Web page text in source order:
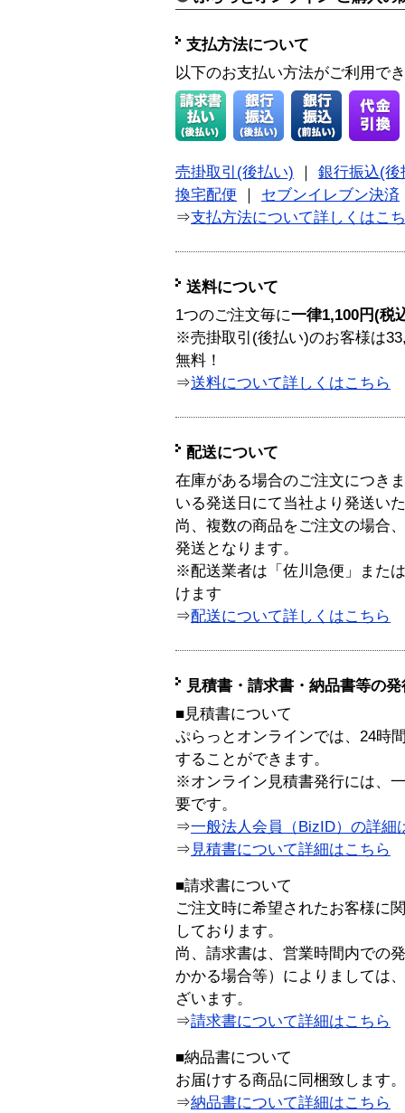
支払方法について
以下のお支払い方法がご利用で
売掛取引(後払い)
銀行振込(後
換宅配便
セブンイレブン決済
⇒支払方法について詳しくはこ
送料について
1つのご注文毎に一律1,100円(税
※売掛取引(後払い)のお客様は
無料！
⇒送料について詳しくはこちら
配送について
在庫がある場合のご注文につき
いる発送日にて当社より発送い
尚、複数の商品をご注文の場合
発送となります。
※配送業者は「佐川急便」また
けます
⇒配送について詳しくはこちら
見積書・請求書・納品書等の
■見積書について
ぷらっとオンラインでは、24時
することができます。
※オンライン見積書発行には、
要です。
⇒一般法人会員（BizID）の詳細
⇒ 見積書について詳細はこちら
■請求書について
ご注文時に希望されたお客様に
しております。
尚、請求書は、営業時間内での
かかる場合等）によりましては
ざいます。
⇒請求書について詳細はこちら
■納品書について
お届けする商品に同梱致します。
⇒納品書について詳細はこちら